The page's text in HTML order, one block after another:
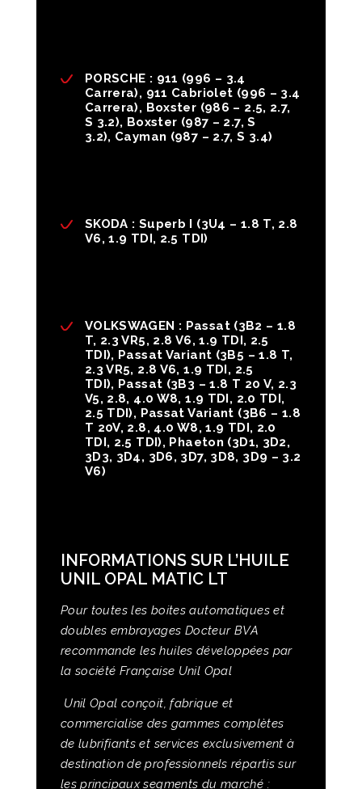
PORSCHE : 911 (996 – 3.4
Carrera), 911 Cabriolet (996 – 3.4
Carrera), Boxster (986 – 2.5, 2.7,
S 3.2), Boxster (987 – 2.7, S
3.2), Cayman (987 – 2.7, S 3.4)
SKODA : Superb I (3U4 – 1.8 T, 2.8
V6, 1.9 TDI, 2.5 TDI)
VOLKSWAGEN : Passat(3B2 – 1.8
T, 2.3 VR5, 2.8 V6, 1.9 TDI, 2.5
TDI), Passat Variant (3B5 – 1.8 T,
2.3 VR5, 2.8 V6, 1.9 TDI, 2.5
TDI), Passat (3B3 – 1.8 T 20 V, 2.3
V5, 2.8, 4.0 W8, 1.9 TDI, 2.0 TDI,
2.5 TDI), Passat Variant (3B6 – 1.8
T 20V, 2.8, 4.0 W8, 1.9 TDI, 2.0
TDI, 2.5 TDI), Phaeton (3D1, 3D2,
3D3, 3D4, 3D6, 3D7, 3D8, 3D9 – 3.2
V6)
INFORMATIONS SUR L’HUILE
UNIL OPAL MATIC LT
Pour toutes les boites automatiques et
doubles embrayages Docteur BVA
recommande les huiles développées par
la société Française Unil Opal
Unil Opal conçoit, fabrique et
commercialise des gammes complètes
de lubrifiants et services exclusivement à
destination de professionnels répartis sur
les principaux segments du marché :